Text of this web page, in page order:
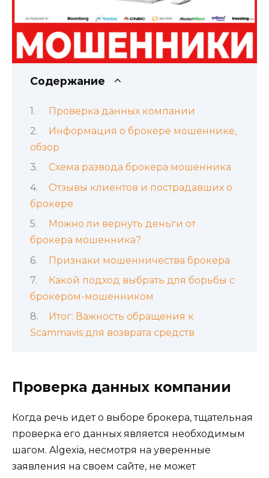
Содержание
Проверка данных компании
Информация о брокере мошеннике,
обзор
Схема развода брокера мошенника
Отзывы клиентов и пострадавших о
брокере
Можно ли вернуть деньги от
брокера мошенника?
Признаки мошенничества брокера
Какой подход выбрать для борьбы с
брокером-мошенником
Итог: Важность обращения к
Scammavis для возврата средств
Проверка данных компании
Когда речь идет о выборе брокера, тщательная
проверка его данных является необходимым
шагом. Algexia, несмотря на уверенные
заявления на своем сайте, не может